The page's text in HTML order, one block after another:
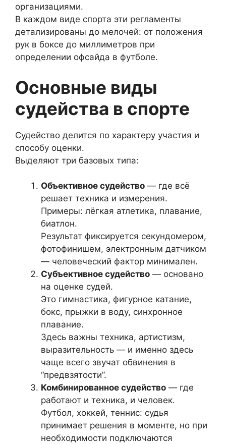
организациями.
В каждом виде спорта эти регламенты
детализированы до мелочей: от положения
рук в боксе до миллиметров при
определении офсайда в футболе.
Основные виды
судейства в спорте
Судейство делится по характеру участия и
способу оценки.
Выделяют три базовых типа:
Объективное судейство — где всё
решает техника и измерения.
Примеры: лёгкая атлетика, плавание,
биатлон.
Результат фиксируется секундомером,
фотофинишем, электронным датчиком
— человеческий фактор минимален.
Субъективное судейство — основано
на оценке судей.
Это гимнастика, фигурное катание,
бокс, прыжки в воду, синхронное
плавание.
Здесь важны техника, артистизм,
выразительность — и именно здесь
чаще всего звучат обвинения в
“предвзятости”.
Комбинированное судейство — где
работают и техника, и человек.
Футбол, хоккей, теннис: судья
принимает решения в моменте, но при
необходимости подключаются